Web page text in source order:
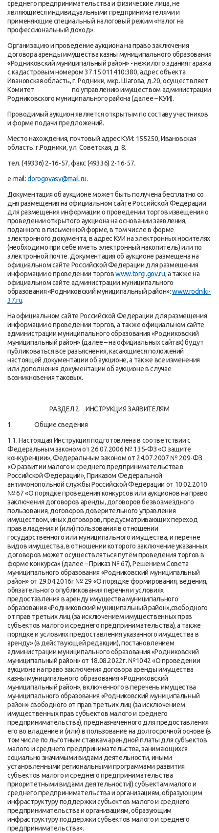
среднего предпринимательства и физические лица, не
являющиеся индивидуальными предпринимателями и
применяющие специальный налоговый режим «Налог на
профессиональный доход».
Организацию и проведение аукциона на право заключения
договора аренды имущества казны муниципального образования
«Родниковский муниципальный район» - нежилого здания гаража
с кадастровым номером 37:15:011410:380, адрес объекта:
Ивановская область, г. Родники, мкр. Шагова, д.20, осуществляет
Комитет по управлению имуществом администрации
Родниковского муниципального района (далее – КУИ).
Проводимый аукцион является открытым по составу участников
и форме подачи предложений.
Место нахождения, почтовый адрес КУИ: 155250, Ивановская
область. г.Родники, ул. Советская, д. 8.
тел. (49336) 2-16-57, факс (49336) 2-16-57.
e-mail:dorogovasv@mail.ru.
Документация об аукционе может быть получена бесплатно со
дня размещения на официальном сайте Российской Федерации
для размещения информации о проведении торгов извещения о
проведении открытого аукциона на основании заявления,
поданного в письменной форме, в том числе в форме
электронного документа, в адрес КУИ на электронных носителях
(необходимо при себе иметь электронный накопитель) или по
электронной почте. Документация об аукционе размещена на
официальном сайте Российской Федерации для размещения
информации о проведении торговwww.torgi.gov.ru, а также на
официальном сайте администрации муниципального
образования «Родниковский муниципальный район»:www.rodniki-
37.ru.
На официальном сайте Российской Федерации для размещения
информации о проведении торгов, а также официальном сайте
администрации муниципального образования «Родниковский
муниципальный район» (далее – на официальных сайтах) будут
публиковаться все разъяснения, касающиеся положений
настоящей документации об аукционе, а также все изменения
или дополнения документации об аукционе в случае
возникновения таковых.
РАЗДЕЛ 2. ИНСТРУКЦИЯ ЗАЯВИТЕЛЯМ
1. Общие сведения
1.1. Настоящая Инструкция подготовлена в соответствии с
Федеральным законом от 26.07.2006 № 135-ФЗ «О защите
конкуренции», Федеральным законом от 24.07.2007 № 209-ФЗ
«О развитии малого и среднего предпринимательства в
Российской Федерации», Приказом Федеральной
антимонопольной службы Российской Федерации от 10.02.2010
№ 67 «О порядке проведения конкурсов или аукционов на право
заключения договоров аренды, договоров безвозмездного
пользования, договоров доверительного управления
имуществом, иных договоров, предусматривающих переход
прав владения и (или) пользования в отношении
государственного или муниципального имущества, и перечне
видов имущества, в отношении которого заключение указанных
договоров может осуществляться путём проведения торгов в
форме конкурса» (далее – Приказ № 67), Решением Совета
муниципального образования «Родниковский муниципальный
район» от 29.04.2016г.№ 29 «О порядке формирования, ведения,
обязательного опубликования перечня и условиях
предоставления в аренду имущества муниципального
образования «Родниковский муниципальный район»,свободного
от прав третьих лиц (за исключением имущественных прав
субъектов малого и среднего предпринимательства), а также
порядке и условиях предоставления указанного имущества в
аренду» (в действующей редакции), постановлением
администрации муниципального образования «Родниковский
муниципальный район» от 18.08.2022г. №1042 «О проведении
аукциона на право заключения договора аренды имущества
казны муниципального образования «Родниковский
муниципальный район», включенного в перечень имущества
муниципального образования «Родниковский муниципальный
район» свободного от прав третьих лиц (за исключением
имущественных прав субъектов малого и среднего
предпринимательства), предназначенного для предоставления
его во владение и (или) в пользование на долгосрочной основе (в
том числе по льготным ставкам арендной платы для субъектов
малого и среднего предпринимательства, занимающихся
социально значимыми видами деятельности, иными
установленными региональными программами развития
субъектов малого и среднего предпринимательства
приоритетными видами деятельности)) субъектам малого и
среднего предпринимательства и организациям, образующим
инфраструктуру поддержки субъектов малого и среднего
предпринимательства и организациям, образующим
инфраструктуру поддержки субъектов малого и среднего
предпринимательства».